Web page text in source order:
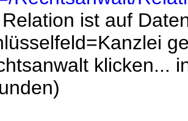
ist auf
klicken...